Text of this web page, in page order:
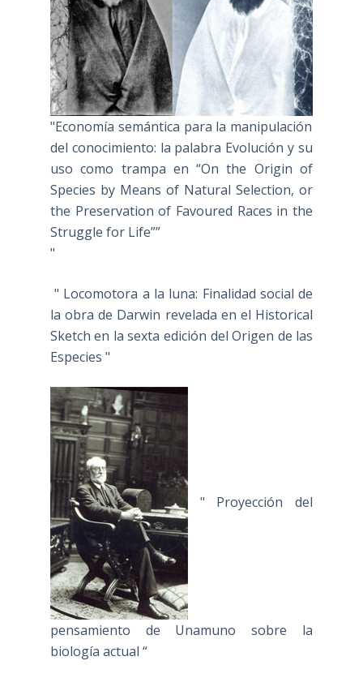
"Economía semántica para la manipulación
del conocimiento: la palabra Evolución y su
uso como trampa en “On the Origin of
Species by Means of Natural Selection, or
the Preservation of Favoured Races in the
Struggle for Life””
"
" Locomotora a la luna: Finalidad social de
la obra de Darwin revelada en el Historical
Sketch en la sexta edición del Origen de las
Especies "
" Proyección del
pensamiento de Unamuno sobre la
biología actual “